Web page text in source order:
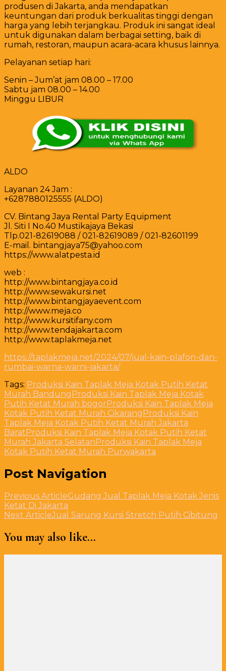
produsen di Jakarta, anda mendapatkan
keuntungan dari produk berkualitas tinggi dengan
harga yang lebih terjangkau. Produk ini sangat ideal
untuk digunakan dalam berbagai setting, baik di
rumah, restoran, maupun acara-acara khusus lainnya.
Pelayanan setiap hari:
Senin – Jum’at jam 08.00 – 17.00
Sabtu jam 08.00 – 14.00
Minggu LIBUR
ALDO
Layanan 24 Jam :
+6287880125555 (ALDO)
CV. Bintang Jaya Rental Party Equipment
Jl. Siti I No.40 Mustikajaya Bekasi
Tlp.021-82619088 / 021-82619089 / 021-82601199
E-mail. bintangjaya75@yahoo.com
https://www.alatpesta.id
web :
http://www.bintangjaya.co.id
http://www.sewakursi.net
http://www.bintangjayaevent.com
http://www.meja.co
http://www.kursitifany.com
http://www.tendajakarta.com
http://www.taplakmeja.net
https://taplakmeja.net/2024/07/jual-kain-plafon-dan-
rumbai-warna-warni-jakarta/
Tags: Produksi Kain Taplak Meja Kotak Putih Ketat
Murah Bandung Produksi Kain Taplak Meja Kotak
Putih Ketat Murah bogor Produksi Kain Taplak Meja
Kotak Putih Ketat Murah Cikarang Produksi Kain
Taplak Meja Kotak Putih Ketat Murah Jakarta
Barat Produksi Kain Taplak Meja Kotak Putih Ketat
Murah Jakarta Selatan Produksi Kain Taplak Meja
Kotak Putih Ketat Murah Purwakarta
Post Navigation
Previous ArticleGudang Jual Taplak Meja Kotak Jenis
Ketat Di Jakarta
Next ArticleJual Sarung Kursi Stretch Putih Cibitung
You may also like...